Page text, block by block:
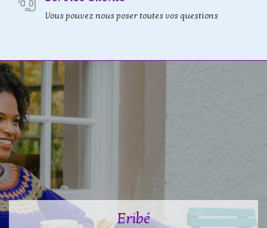
Vous pouvez nous poser toutes vos questions
Eribé